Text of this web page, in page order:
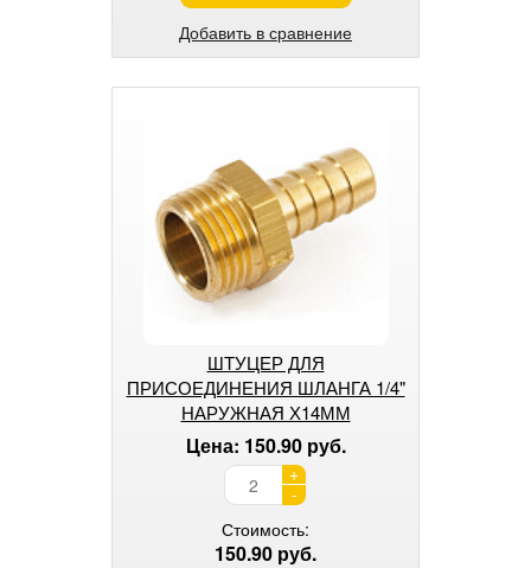
Добавить в сравнение
ШТУЦЕР ДЛЯ
ПРИСОЕДИНЕНИЯ ШЛАНГА 1/4"
НАРУЖНАЯ Х14ММ
Цена: 150.90 руб.
+
-
Стоимость:
150.90 руб.